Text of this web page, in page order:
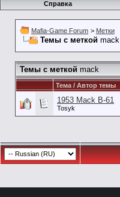
Справка
Mafia-Game Forum > Метки
Темы с меткой mack
Темы с меткой mack
Тема / Автор темы
1953 Mack B-61
Tosyk